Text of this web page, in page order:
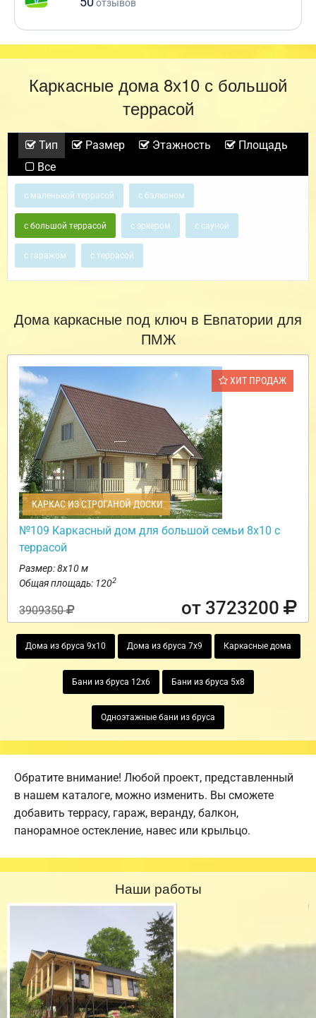
отзывов
Каркасные дома 8х10 с большой
террасой
Тип Размер Этажность
Площадь
Все
с маленькой террасой с балконом
с большой террасой с эркером с сауной
с гаражом с террасой
Дома каркасные под ключ в Евпатории для
ПМЖ
ХИТ ПРОДАЖ
КАРКАС ИЗ СТРОГАНОЙ ДОСКИ
№109 Каркасный дом для большой семьи 8х10 с
террасой
Размер: 8х10 м
Общая площадь: 1202
3909350 от 3723200
Дома из бруса 9х10 Дома из бруса 7х9 Каркасные дома
Бани из бруса 12х6 Бани из бруса 5х8
Одноэтажные бани из бруса
Обратите внимание! Любой проект, представленный
в нашем каталоге, можно изменить. Вы сможете
добавить террасу, гараж, веранду, балкон,
панорамное остекление, навес или крыльцо.
Наши работы